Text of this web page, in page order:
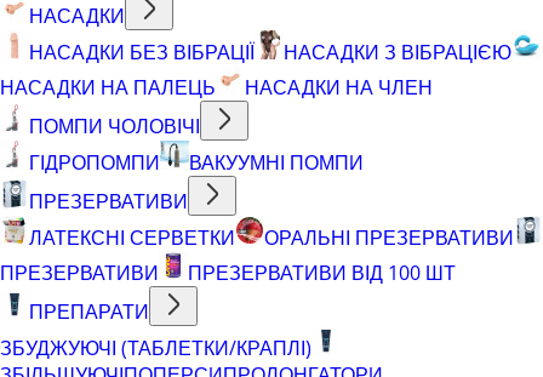
НАСАДКИ
НАСАДКИ БЕЗ ВІБРАЦІЇ
НАСАДКИ З ВІБРАЦІЄЮ
НАСАДКИ НА ПАЛЕЦЬ
НАСАДКИ НА ЧЛЕН
ПОМПИ ЧОЛОВІЧІ
ГІДРОПОМПИ
ВАКУУМНІ ПОМПИ
ПРЕЗЕРВАТИВИ
ЛАТЕКСНІ СЕРВЕТКИ
ОРАЛЬНІ ПРЕЗЕРВАТИВИ
ПРЕЗЕРВАТИВИ
ПРЕЗЕРВАТИВИ ВІД 100 ШТ
ПРЕПАРАТИ
ЗБУДЖУЮЧІ (ТАБЛЕТКИ/КРАПЛІ)